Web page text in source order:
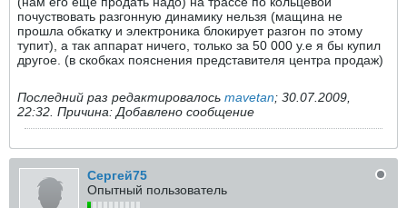
почуствовать разгонную динамику нельзя (мащина не
прошла обкатку и электроника блокирует разгон по этому
тупит), а так аппарат ничего, только за 50 000 у.е я бы купил
другое. (в скобках пояснения представителя центра продаж)
Последний раз редактировалось mavetan; 30.07.2009,
22:32 Причина: Добавлено сообщение
Сергей75
Опытный пользователь